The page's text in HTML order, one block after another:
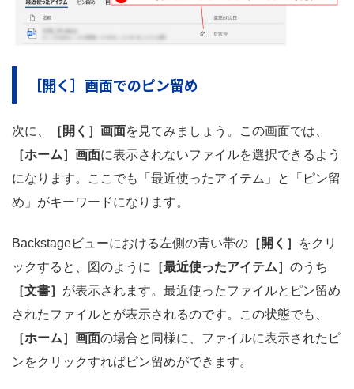
［開く］画面でのピン留め
次に、 ［開く］画面を見てみましょう。この画面では、
［ホーム］画面に表示されないファイルを選択できるよう
になります。ここでも「最近使ったアイテム」と「ピン留
め」がキーワードになります。
Backstageビューにおける左側の青い帯の ［開く］
をクリ
ックすると、図のように
［最近使ったアイテム］ のうち
［文書］ が表示されます。最近使ったファイルとピン留め
されたファイルとが表示されるのです。この状態でも、
［ホーム］画面の場合と同様に、ファイルに表示されたピ
ンをクリックすればピン留めができます。